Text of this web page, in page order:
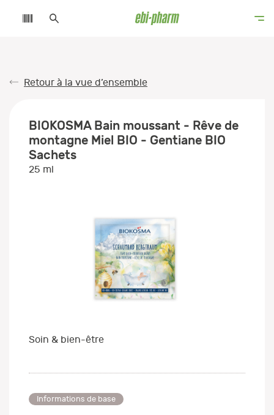
Retour à la vue d’ensemble
BIOKOSMA Bain moussant - Rêve de
montagne Miel BIO - Gentiane BIO
Sachets
25 ml
Soin & bien-être
Informations de base